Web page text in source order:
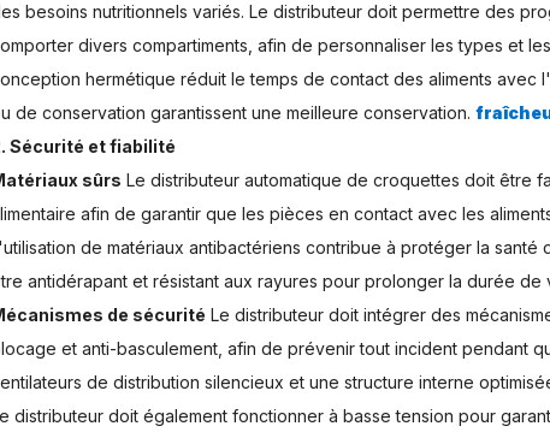
besoins nutritionnels variés. Le distributeur doit permettre des
divers compartiments, afin de personnaliser les types et
hermétique réduit le temps de contact des aliments avec
de conservation garantissent une meilleure conservation.
Sécurité et fiabilité
sûrs Le distributeur automatique de croquettes doit être
afin de garantir que les pièces en contact avec les
de matériaux antibactériens contribue à protéger la santé
antidérapant et résistant aux rayures pour prolonger la durée de
de sécurité Le distributeur doit intégrer des
et anti-basculement, afin de prévenir tout incident pendant
de distribution silencieux et une structure interne
distributeur doit également fonctionner à basse tension pour